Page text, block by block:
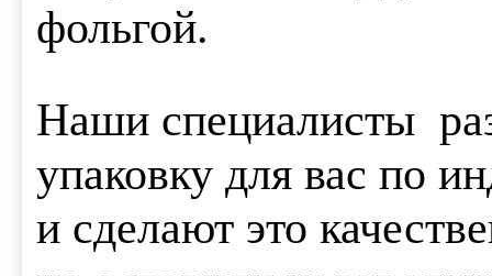
фольгой.
Наши специалисты
упаковку для вас по
и сделают это